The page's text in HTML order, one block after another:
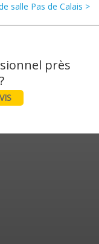
salle Pas de Calais >
près